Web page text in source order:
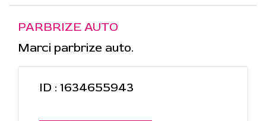
PARBRIZE AUTO
Marci parbrize auto.
ID : 1634655943